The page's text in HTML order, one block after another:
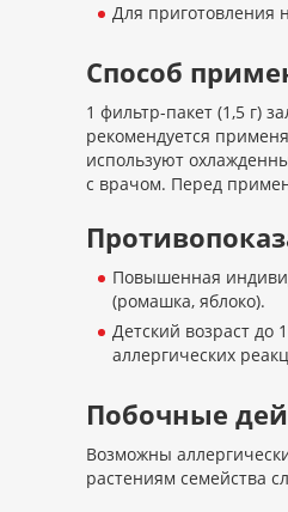
Для приготовления
Способ
1 фильтр-пакет (1,5 г)
рекомендуется
используют
с врачом. Перед
Повышенная
(ромашка, яблоко).
Детский возраст до
аллергических
Побочные
Возможны
растениям семейства